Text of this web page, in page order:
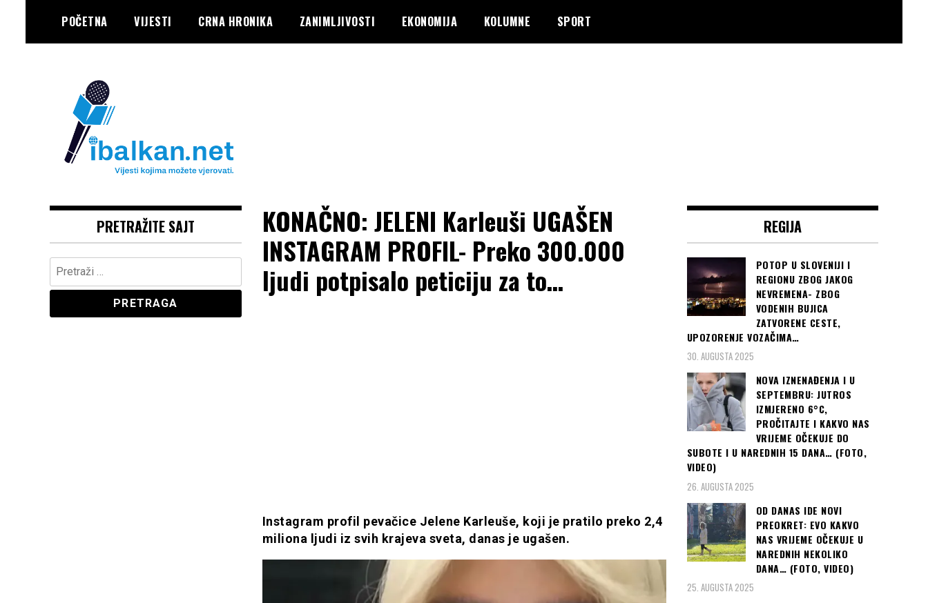
content
POČETNA VIJESTI CRNA HRONIKA ZANIMLJIVOSTI EKONOMIJA KOLUMNE SPORT
IBALKAN
KONAČNO: JELENI Karleuši UGAŠEN
INSTAGRAM PROFIL- Preko 300.000
ljudi potpisalo peticiju za to…
Instagram profil pevačice Jelene Karleuše, koji je pratilo preko 2,4
miliona ljudi iz svih krajeva sveta, danas je ugašen.
PRETRAŽITE SAJT
Pretraga:
REGIJA
POTOP U SLOVENIJI I
REGIONU ZBOG JAKOG
NEVREMENA- ZBOG
VODENIH BUJICA
ZATVORENE CESTE,
UPOZORENJE VOZAČIMA…
30. AUGUSTA 2025
NOVA IZNENAĐENJA I U
SEPTEMBRU: JUTROS
IZMJERENO 6°C,
PROČITAJTE I KAKVO NAS
VRIJEME OČEKUJE DO
SUBOTE I U NAREDNIH 15 DANA… (FOTO,
VIDEO)
26. AUGUSTA 2025
OD DANAS IDE NOVI
PREOKRET: EVO KAKVO
NAS VRIJEME OČEKUJE U
NAREDNIH NEKOLIKO
DANA… (FOTO, VIDEO)
25. AUGUSTA 2025